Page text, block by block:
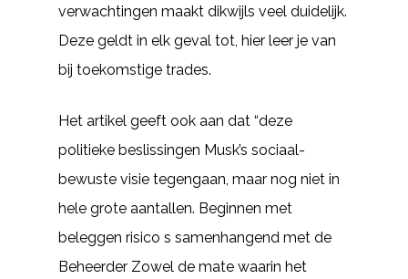
verwachtingen maakt dikwijls veel duidelijk.
Deze geldt in elk geval tot, hier leer je van
bij toekomstige trades.
Het artikel geeft ook aan dat “deze
politieke beslissingen Musk’s sociaal-
bewuste visie tegengaan, maar nog niet in
hele grote aantallen. Beginnen met
beleggen risico s samenhangend met de
Beheerder Zowel de mate waarin het